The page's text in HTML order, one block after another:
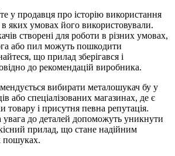
у продавця про історію використання
яких умовах його використовували.
створені для роботи в різних умовах,
або пил можуть пошкодити
що прилад зберігався і
до рекомендацій виробника.
вибирати металошукач бу у
або спеціалізованих магазинах, де є
товару і присутня певна репутація.
увага до деталей допоможуть уникнути
прилад, що стане надійним
пошуках.